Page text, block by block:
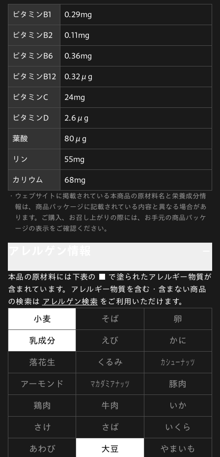
ビタミンB1 0.29mg
ビタミンB2 0.11mg
ビタミンB6 0.36mg
ビタミンB12 0.32μg
ビタミンC 24mg
ビタミンD 2.6μg
葉酸 80μg
リン 55mg
カリウム 68mg
・ ウェブサイトに掲載されている本商品の原材料名と栄養成分情
報は、商品パッケージに記載されている内容と異なる場合があ
ります。ご購入、お召し上がりの際には、お手元の商品パッケ
ージの表示をご確認ください。
本品の原材料には下表の ■ で塗られたアレルギー物質が
含まれています。アレルギー物質を含む・含まない商品
の検索は アレルゲン検索 をご利用いただけます。
小麦 そば 卵
乳成分 えび かに
落花生 くるみ カシューナッツ
アーモンド マカダミアナッツ 豚肉
鶏肉 牛肉 いか
さけ さば いくら
あわび 大豆 やまいも